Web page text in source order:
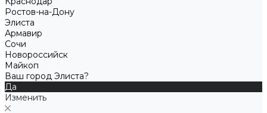
Ростов-на-Дону
Элиста
Армавир
Сочи
Новороссийск
Майкоп
Ваш город Элиста?
Да
Изменить